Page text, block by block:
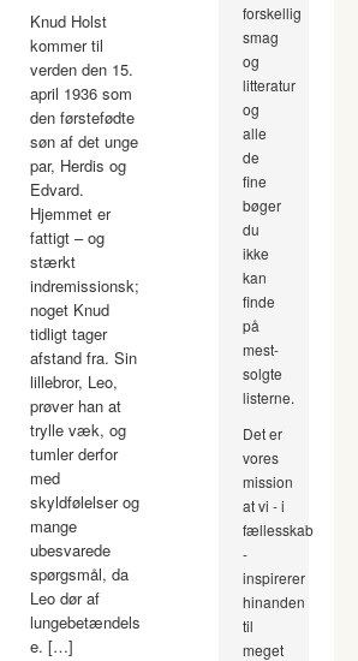
Knud Holst
kommer til
verden den 15.
april 1936 som
den førstefødte
søn af det unge
par, Herdis og
Edvard.
Hjemmet er
fattigt – og
stærkt
indremissionsk;
noget Knud
tidligt tager
afstand fra. Sin
lillebror, Leo,
prøver han at
trylle væk, og
tumler derfor
med
skyldfølelser og
mange
ubesvarede
spørgsmål, da
Leo dør af
lungebetændels
e. […]
forskellig
smag
og
litteratur
og
alle
de
fine
bøger
du
ikke
kan
finde
på
mest-
solgte
listerne.
Det er
vores
mission
at vi - i
fællesskab
-
inspirerer
hinanden
til
meget